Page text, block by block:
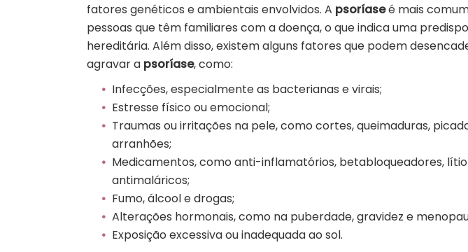
fatores genéticos e ambientais envolvidos. A psoríaseé mais
pessoas que têm familiares com a doença, o que indica uma
hereditária. Além disso, existem alguns fatores que podem
agravar a psoríase, como:
Infecções, especialmente as bacterianas e virais;
Estresse físico ou emocional;
Traumas ou irritações na pele, como cortes, queimaduras,
arranhões;
Medicamentos, como anti-inflamatórios, betabloqueadores,
antimaláricos;
Fumo, álcool e drogas;
Alterações hormonais, como na puberdade, gravidez e
Exposição excessiva ou inadequada ao sol.